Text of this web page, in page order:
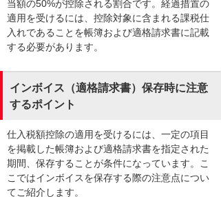
当額の50%が控除される割合です。経過措置の
適用を受けるには、控除対象に含まれる課税仕
入れであることを帳簿および適格請求書に記載
する必要があります。
インボイス（適格請求書）保存時に注意
するポイント
仕入税額控除の適用を受けるには、一定の項目
を掲載した帳簿および適格請求書を指定された
期間、保存することが条件になっています。こ
こではインボイスを保存する際の注意点につい
てご紹介します。